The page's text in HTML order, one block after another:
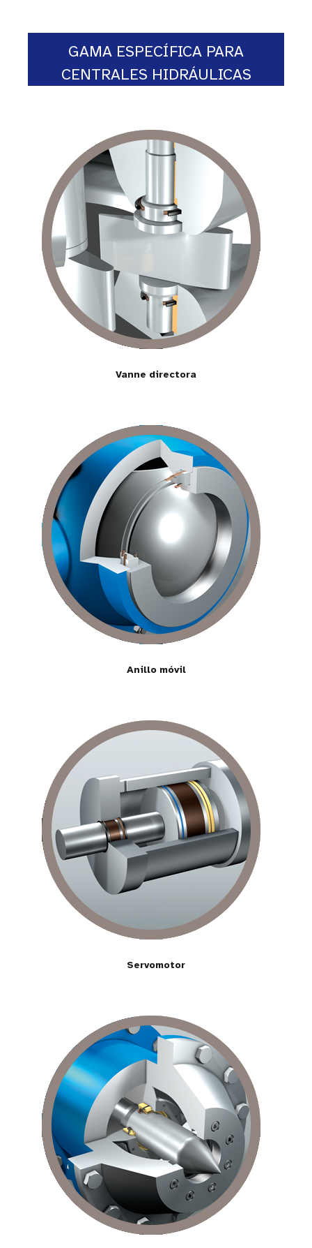
GAMA ESPECÍFICA PARA
CENTRALES HIDRÁULICAS
Vanne directora
Anillo móvil
Servomotor